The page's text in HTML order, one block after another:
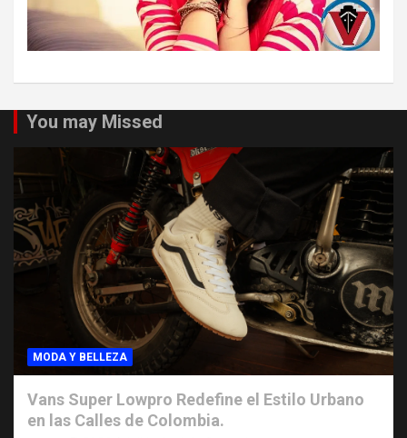
You may Missed
MODA Y BELLEZA
Vans Super Lowpro Redefine el Estilo Urbano
en las Calles de Colombia.